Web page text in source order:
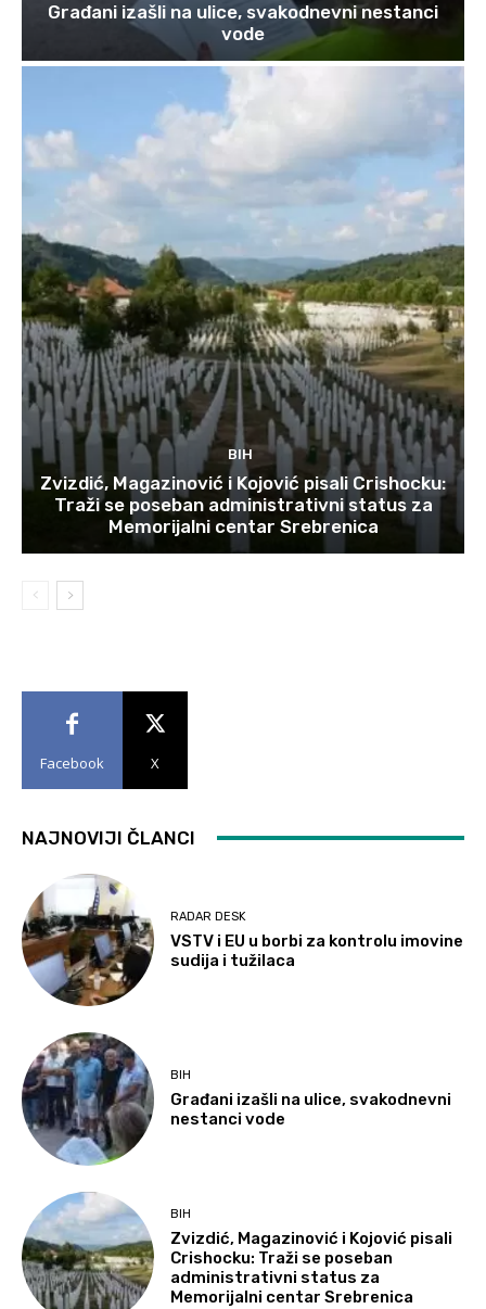
Građani izašli na ulice, svakodnevni nestanci
vode
BIH
Zvizdić, Magazinović i Kojović pisali Crishocku:
Traži se poseban administrativni status za
Memorijalni centar Srebrenica
Facebook X
NAJNOVIJI ČLANCI
RADAR DESK
VSTV i EU u borbi za kontrolu imovine
sudija i tužilaca
BIH
Građani izašli na ulice, svakodnevni
nestanci vode
BIH
Zvizdić, Magazinović i Kojović pisali
Crishocku: Traži se poseban
administrativni status za
Memorijalni centar Srebrenica